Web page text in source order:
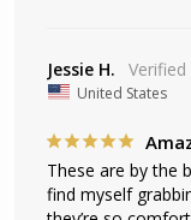
Jessie H.
United States
These are by the
find myself